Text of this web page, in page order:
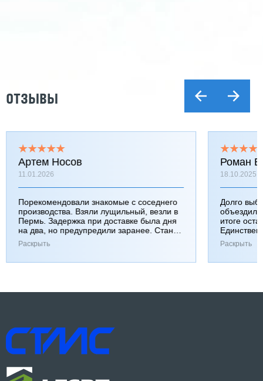
ОТЗЫВЫ
Артем Носов
11.01.2026
Порекомендовали знакомые с соседнего
производства. Взяли лущильный, везли в
Пермь. Задержка при доставке была дня
на два, но предупредили заранее. Станок
работает хорошо, к качеству вопросов нет.
Раскрыть
Роман
18.10.2025
Долго
итоге
Раскрыть